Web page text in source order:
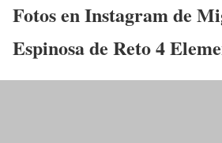
Fotos en Instagram de
Espinosade Reto 4